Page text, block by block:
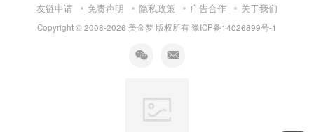
友链申请 免责声明 隐私政策 广告合作 关于我们
Copyright © 2008-2026 美金梦 版权所有 豫ICP备14026899号-1